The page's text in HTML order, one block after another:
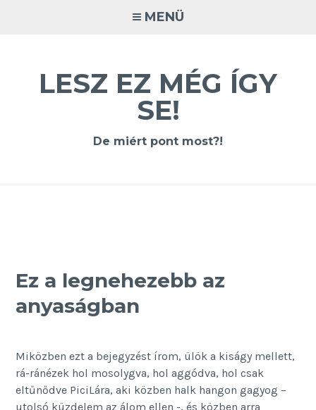
MENÜ
LESZ EZ MÉG ÍGY
SE!
De miért pont most?!
Ez a legnehezebb az
anyaságban
Miközben ezt a bejegyzést írom, ülök a kiságy mellett,
rá-ránézek hol mosolygva, hol aggódva, hol csak
eltűnődve PiciLára, aki közben halk hangon gagyog –
utolsó küzdelem az álom ellen -, és közben arra